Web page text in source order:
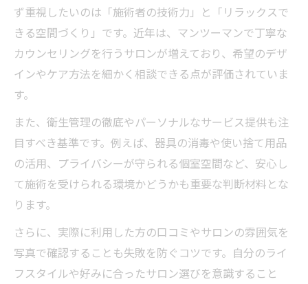
ず重視したいのは「施術者の技術力」と「リラックスで
きる空間づくり」です。近年は、マンツーマンで丁寧な
カウンセリングを行うサロンが増えており、希望のデザ
インやケア方法を細かく相談できる点が評価されていま
す。
また、衛生管理の徹底やパーソナルなサービス提供も注
目すべき基準です。例えば、器具の消毒や使い捨て用品
の活用、プライバシーが守られる個室空間など、安心し
て施術を受けられる環境かどうかも重要な判断材料とな
ります。
さらに、実際に利用した方の口コミやサロンの雰囲気を
写真で確認することも失敗を防ぐコツです。自分のライ
フスタイルや好みに合ったサロン選びを意識すること